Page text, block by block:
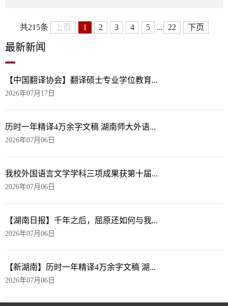
共215条 上页 1 2 3 4 5 ... 22 下页
最新新闻
【中国翻译协会】翻译硕士专业学位教育...
2026年07月17日
历时一年精译4万余字文稿 湖南师大外语...
2026年07月06日
我校外国语言文学学科三项成果获第十届...
2026年07月06日
【湖南日报】千年之后，屈原还如何与我...
2026年07月06日
【新湖南】历时一年精译4万余字文稿 湖...
2026年07月06日